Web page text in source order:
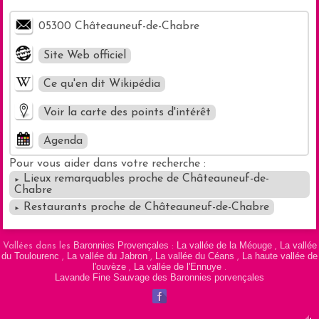
05300 Châteauneuf-de-Chabre
Site Web officiel
Ce qu'en dit Wikipédia
Voir la carte des points d'intérêt
Agenda
Pour vous aider dans votre recherche :
►
Lieux remarquables proche de Châteauneuf-de-
Chabre
► Restaurants proche de Châteauneuf-de-Chabre
Vallées dans les Baronnies Provençales : La vallée de la Méouge, La vallée
du Toulourenc , La vallée du Jabron , La vallée du Céans , La haute vallée de
l'ouvèze , La vallée de l'Ennuye .
Lavande Fine Sauvage des Baronnies porvençales